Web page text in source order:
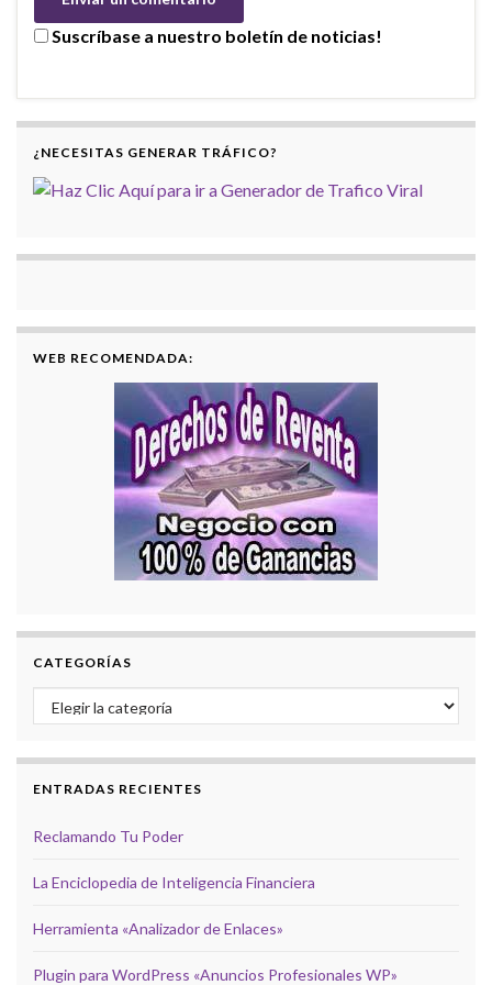
Suscríbase a nuestro boletín de noticias!
¿NECESITAS GENERAR TRÁFICO?
WEB RECOMENDADA:
CATEGORÍAS
Categorías
ENTRADAS RECIENTES
Reclamando Tu Poder
La Enciclopedia de Inteligencia Financiera
Herramienta «Analizador de Enlaces»
Plugin para WordPress «Anuncios Profesionales WP»